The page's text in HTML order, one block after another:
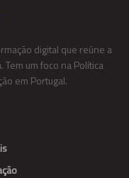
digital que reúne a
um foco na Política
em Portugal.